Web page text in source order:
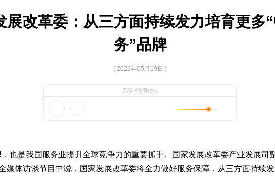
展改革委：从三方面持续发力培育更多
务”品牌
( 2026年05月19日 )
是我国服务业提升全球竞争力的重要抓手。国家发展改革委产业发展司
媒体访谈节目中说，国家发展改革委将全力做好服务保障，从三方面持续